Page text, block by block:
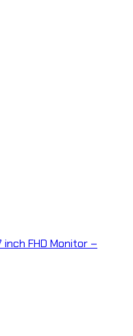
FHD Monitor –